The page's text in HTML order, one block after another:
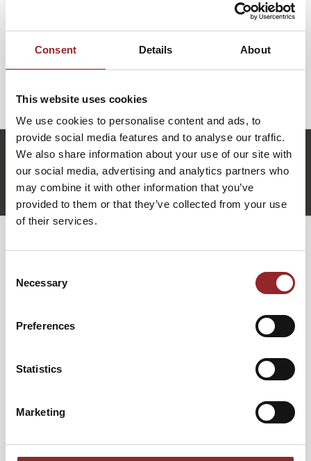
Consent Details About
This website uses cookies
We use cookies to personalise content and ads, to
provide social media features and to analyse our traffic.
We also share information about your use of our site with
our social media, advertising and analytics partners who
may combine it with other information that you’ve
provided to them or that they’ve collected from your use
of their services.
Selection
Necessary
Preferences
Statistics
Marketing
eine Atmosphäre geschaffen wird, in der Ideen frei fließen
und mehr Verständnis im Umgang miteinander entstehen
kann. Durch ihre praxisnahen Tipps und Techniken gibt sie
erreichen können.
j.hinterauer@future-stars.de
+49 (0)821 790040-10
Julia Hinterauer anfragen
MENSCHEN INSPIRIEREN:
FÜHRUNGSKRÄFTE
In ihrem Vortrag „Menschen inspirieren: Erfolgreiche
Kommunikation für Führungskräfte“ legt Julia Hinterauer
Kommunikation für Führungserfolg ist. Sie verdeutlicht,